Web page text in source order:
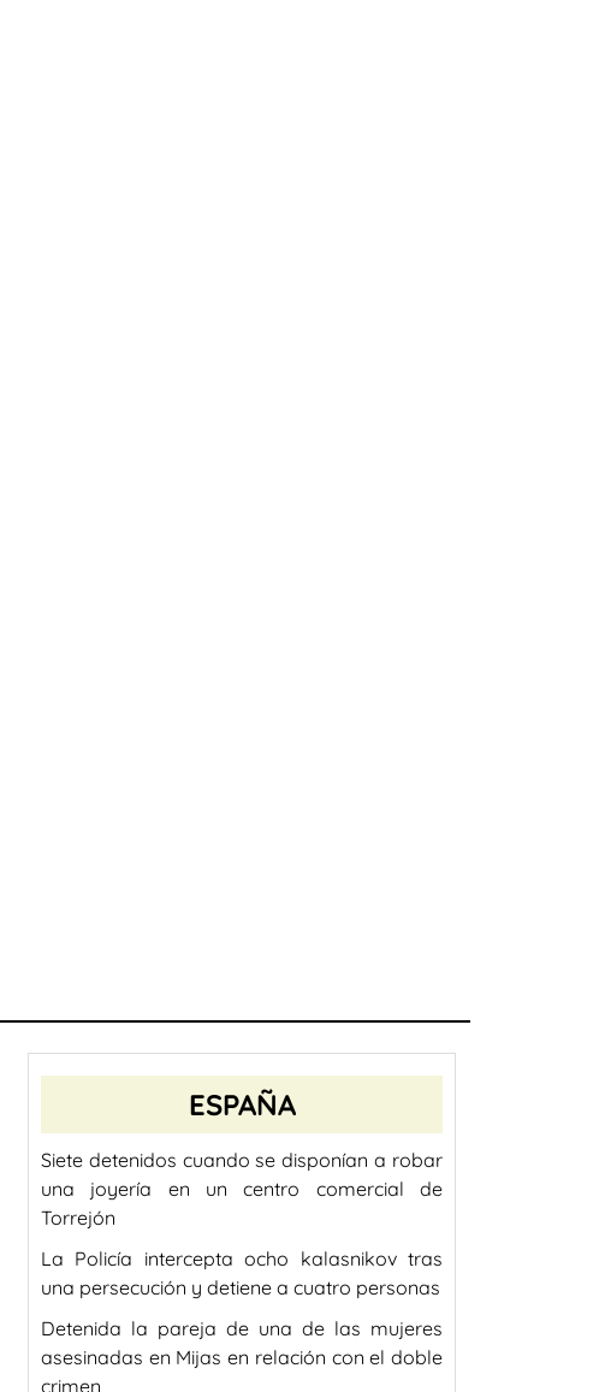
ESPAÑA
Siete detenidos cuando se disponían a robar
una joyería en un centro comercial de
Torrejón
La Policía intercepta ocho kalasnikov tras
una persecución y detiene a cuatro personas
Detenida la pareja de una de las mujeres
asesinadas en Mijas en relación con el doble
crimen